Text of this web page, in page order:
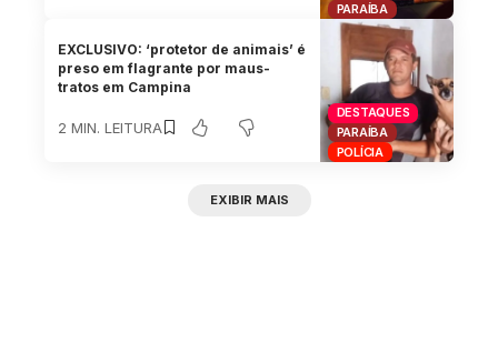
PARAÍBA
DESTAQUES
PARAÍBA
POLÍCIA
EXCLUSIVO: ‘protetor de animais’ é
preso em flagrante por maus-
tratos em Campina
2 MIN. LEITURA
EXIBIR MAIS